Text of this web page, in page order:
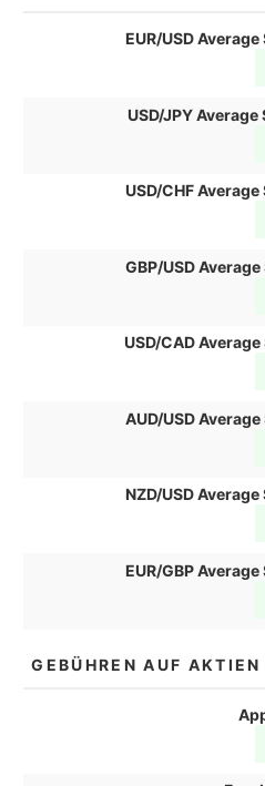
EUR/USD
USD/JPY
USD/CHF
GBP/USD
USD/CAD
AUD/USD
NZD/USD
EUR/GBP
GEBÜHREN AUF AKTIEN